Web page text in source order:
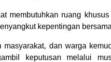
membutuhkan ruang
kepentingan
masyarakat, dan warga
keputusan melalui